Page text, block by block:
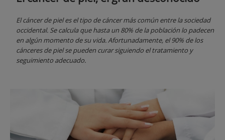
El cáncer de piel es el tipo de cáncer más común entre la sociedad
occidental. Se calcula que hasta un 80% de la población lo padecen
en algún momento de su vida. Afortunadamente, el 90% de los
cánceres de piel se pueden curar siguiendo el tratamiento y
seguimiento adecuado.